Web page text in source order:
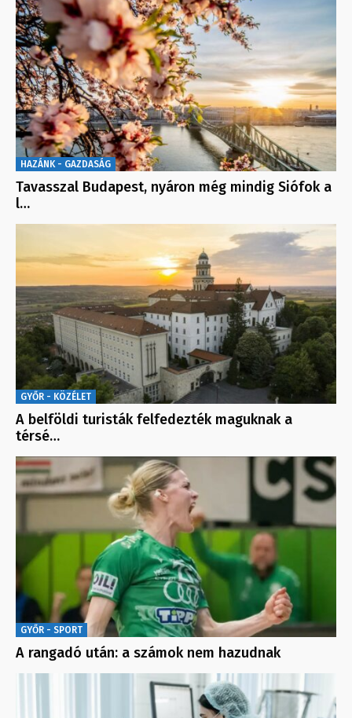
HAZÁNK - GAZDASÁG
Tavasszal Budapest, nyáron még mindig Siófok a
l…
GYŐR - KÖZÉLET
A belföldi turisták felfedezték maguknak a
térsé…
GYŐR - SPORT
A rangadó után: a számok nem hazudnak